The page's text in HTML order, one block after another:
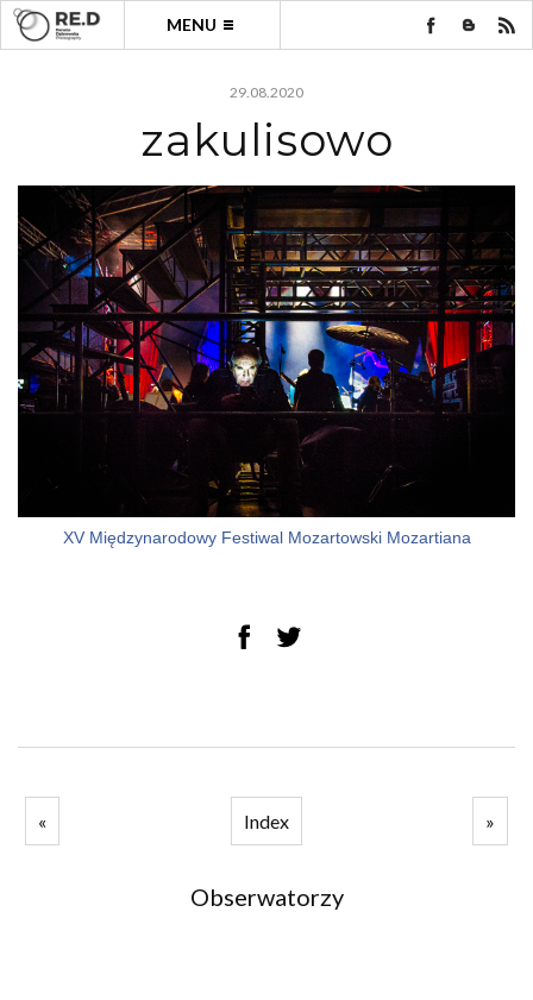
MENU
29.08.2020
zakulisowo
XV Międzynarodowy Festiwal Mozartowski Mozartiana
« Index »
Obserwatorzy